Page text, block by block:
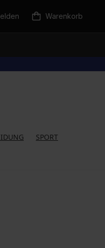
Warenkorb
SPORT